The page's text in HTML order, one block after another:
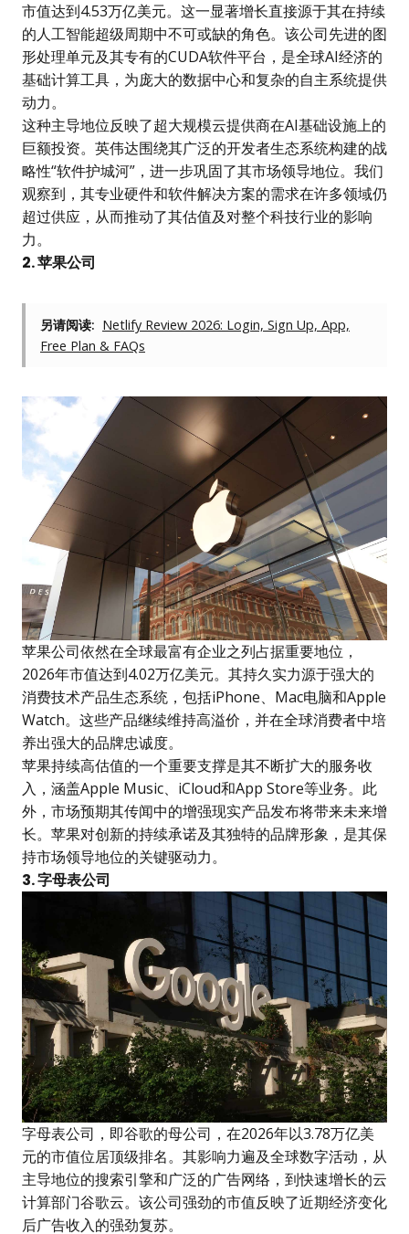
市值达到4.53万亿美元。这一显著增长直接源于其在持续
的人工智能超级周期中不可或缺的角色。该公司先进的图
形处理单元及其专有的CUDA软件平台，是全球AI经济的
基础计算工具，为庞大的数据中心和复杂的自主系统提供
动力。
这种主导地位反映了超大规模云提供商在AI基础设施上的
巨额投资。英伟达围绕其广泛的开发者生态系统构建的战
略性“软件护城河”，进一步巩固了其市场领导地位。我们
观察到，其专业硬件和软件解决方案的需求在许多领域仍
超过供应，从而推动了其估值及对整个科技行业的影响
力。
2. 苹果公司
另请阅读: Netlify Review 2026: Login, Sign Up, App,
Free Plan & FAQs
苹果公司依然在全球最富有企业之列占据重要地位，
2026年市值达到4.02万亿美元。其持久实力源于强大的
消费技术产品生态系统，包括iPhone、Mac电脑和Apple
Watch。这些产品继续维持高溢价，并在全球消费者中培
养出强大的品牌忠诚度。
苹果持续高估值的一个重要支撑是其不断扩大的服务收
入，涵盖Apple Music、iCloud和App Store等业务。此
外，市场预期其传闻中的增强现实产品发布将带来未来增
长。苹果对创新的持续承诺及其独特的品牌形象，是其保
持市场领导地位的关键驱动力。
3. 字母表公司
字母表公司，即谷歌的母公司，在2026年以3.78万亿美
元的市值位居顶级排名。其影响力遍及全球数字活动，从
主导地位的搜索引擎和广泛的广告网络，到快速增长的云
计算部门谷歌云。该公司强劲的市值反映了近期经济变化
后广告收入的强劲复苏。